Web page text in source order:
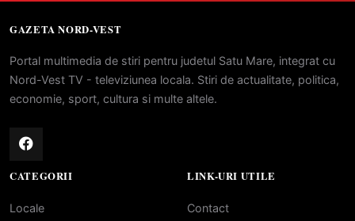
GAZETA NORD-VEST
Portal multimedia de stiri pentru judetul Satu Mare, integrat cu
Nord-Vest TV - televiziunea locala. Stiri de actualitate, politica,
economie, sport, cultura si multe altele.
CATEGORII
Locale
LINK-URI UTILE
Contact